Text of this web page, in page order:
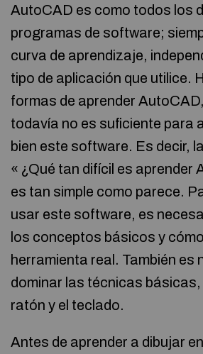
AutoCAD es como todos los
programas de software;
curva de aprendizaje,
tipo de aplicación que utilice.
formas de aprender
todavía no es suficiente para
bien este software. Es decir,
« ¿Qué tan difícil es aprender
es tan simple como parece.
usar este software, es
los conceptos básicos y
herramienta real. También es
dominar las técnicas básicas,
ratón y el teclado.
Antes de aprender a dibujar